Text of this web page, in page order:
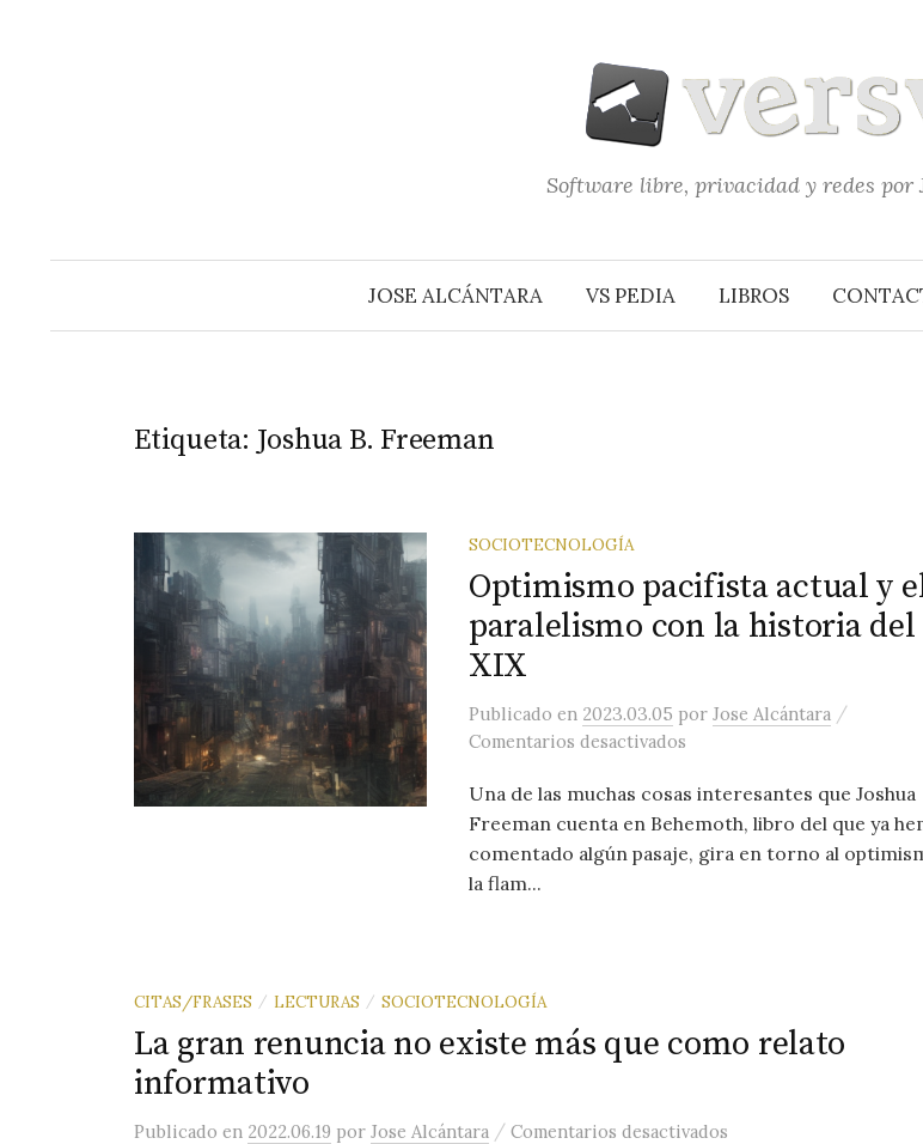
Software libre, privacidad y redes por
JOSE ALCÁNTARA VS PEDIA LIBROS
Etiqueta: Joshua B. Freeman
SOCIOTECNOLOGÍA
Optimismo pacifista actual y
paralelismo con la historia del
XIX
Publicado en 2023.03.05 por Jose Alcántara /
Comentarios desactivados en Optimismo pacifista
Una de las muchas cosas interesantes que Joshua
Freeman cuenta en Behemoth, libro del que ya
comentado algún pasaje, gira en torno al
la flam...
CITAS/FRASES / LECTURAS / SOCIOTECNOLOGÍA
La gran renuncia no existe más que como relato
informativo
Publicado en 2022.06.19 por Jose Alcántara / Comentarios desactivados en La gran renuncia